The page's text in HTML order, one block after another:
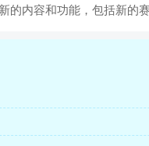
内容和功能，包括新的